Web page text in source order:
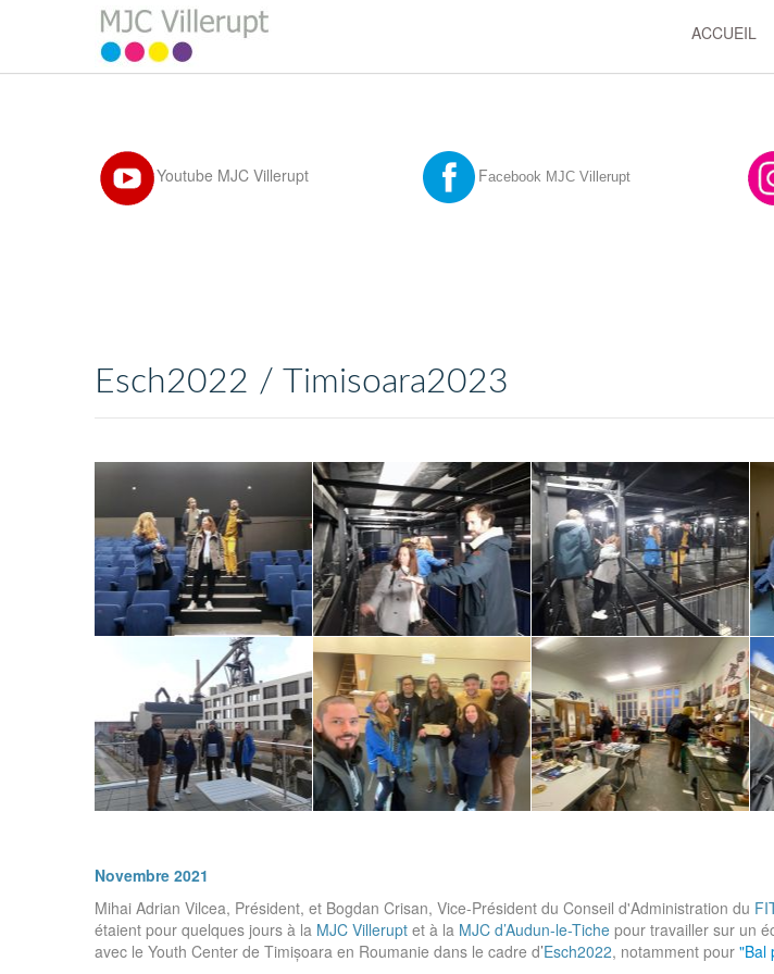
ACCUEIL
Youtube MJC Villerupt Facebook MJC Villerupt
Esch2022 / Timisoara2023
Novembre 2021
Mihai Adrian Vilcea, Président, et Bogdan Crisan, Vice-Président du Conseil d'Administration du
étaient pour quelques jours à la MJC Villerupt et à la MJC d’Audun-le-Tiche pour travailler sur un
avec le Youth Center de Timișoara en Roumanie dans le cadre d’Esch2022, notamment pour "Bal